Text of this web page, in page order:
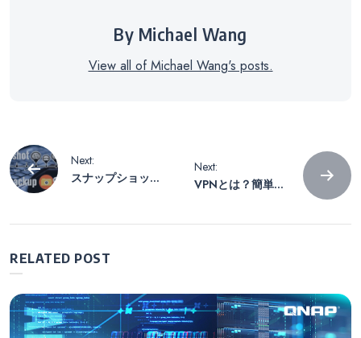
By Michael Wang
View all of Michael Wang's posts.
投
稿
ナ
ビ
Next:
スナップショット
Next:
VPNとは？簡単に
RELATED POST